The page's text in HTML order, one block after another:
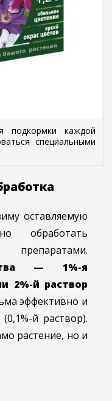
подкормки каждой
специальными
оставляемую
обработать
— 1%-я
2%-й раствор
эффективно и
й раствор).
растение, но и